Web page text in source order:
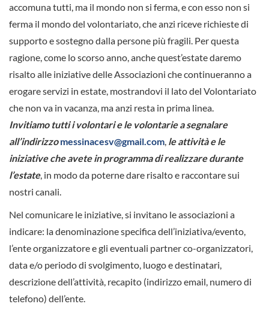
accomuna tutti, ma il mondo non si ferma, e con esso non si
ferma il mondo del volontariato, che anzi riceve richieste di
supporto e sostegno dalla persone più fragili. Per questa
ragione, come lo scorso anno, anche quest’estate daremo
risalto alle iniziative delle Associazioni che continueranno a
erogare servizi in estate, mostrandovi il lato del Volontariato
che non va in vacanza, ma anzi resta in prima linea.
Invitiamo tutti i volontari e le volontarie a segnalare
all’indirizzo messinacesv@gmail.com, le attività e le
iniziative che avete in programma di realizzare durante
l’estate, in modo da poterne dare risalto e raccontare sui
nostri canali.
Nel comunicare le iniziative, si invitano le associazioni a
indicare: la denominazione specifica dell’iniziativa/evento,
l’ente organizzatore e gli eventuali partner co-organizzatori,
data e/o periodo di svolgimento, luogo e destinatari,
descrizione dell’attività, recapito (indirizzo email, numero di
telefono) dell’ente.